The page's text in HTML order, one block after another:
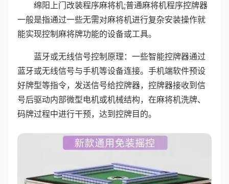
绵阳上门改装程序麻将机;普通麻将机程序控牌器
一般是指通过一些无需对麻将机进行复杂安装操作就
能实现控制麻将牌功能的设备或工具。
蓝牙或无线信号控制原理：一些智能控牌器通过
蓝牙或无线信号与手机等设备连接。手机端软件预设
好牌型等指令，发送信号给控牌器，控牌器接收到信
号后驱动内部微型电机或机械结构，在麻将机洗牌、
码牌过程中进行干预，达到控牌目的。